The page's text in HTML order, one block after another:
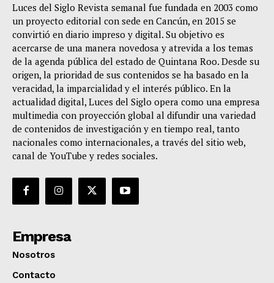
Luces del Siglo Revista semanal fue fundada en 2003 como
un proyecto editorial con sede en Cancún, en 2015 se
convirtió en diario impreso y digital. Su objetivo es
acercarse de una manera novedosa y atrevida a los temas
de la agenda pública del estado de Quintana Roo. Desde su
origen, la prioridad de sus contenidos se ha basado en la
veracidad, la imparcialidad y el interés público. En la
actualidad digital, Luces del Siglo opera como una empresa
multimedia con proyección global al difundir una variedad
de contenidos de investigación y en tiempo real, tanto
nacionales como internacionales, a través del sitio web,
canal de YouTube y redes sociales.
Empresa
Nosotros
Contacto